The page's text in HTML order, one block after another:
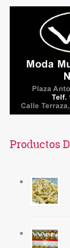
Productos